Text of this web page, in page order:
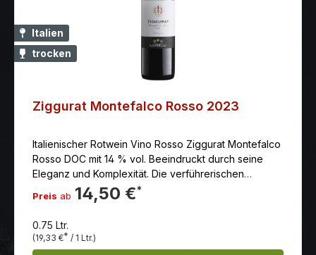
Italien
trocken
Ziggurat Montefalco Rosso 2023
Italienischer Rotwein Vino Rosso Ziggurat Montefalco
Rosso DOC mit 14 % vol. Beeindruckt durch seine
Eleganz und Komplexität. Die verführerischen
Kirscharomen stehen in perfektem Einklang mit Noten
von Gewürznelke und balsamischen Essenzen. Am
ausgewogener Wein, rund und zugleich
frisch.Serviertemperatur: 16.00 schon trinkbar: gut
Preis ab 14,50 €*
0.75 Ltr.
(19,33 €* / 1 Ltr.)